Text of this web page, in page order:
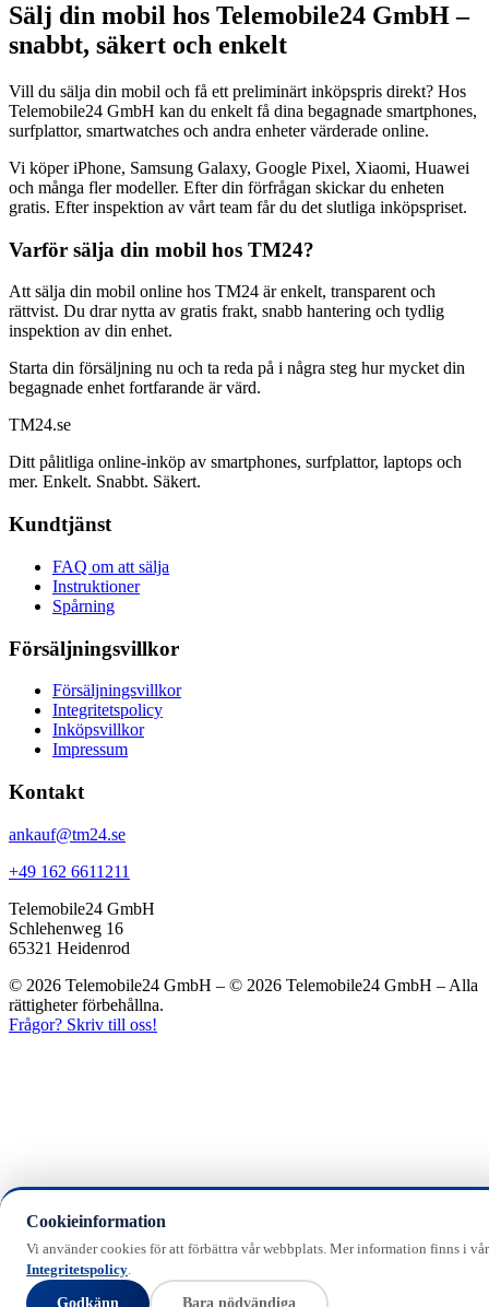
Sälj din mobil hos Telemobile24 GmbH –
snabbt, säkert och enkelt
Vill du sälja din mobil och få ett preliminärt inköpspris direkt? Hos
Telemobile24 GmbH kan du enkelt få dina begagnade smartphones,
surfplattor, smartwatches och andra enheter värderade online.
Vi köper iPhone, Samsung Galaxy, Google Pixel, Xiaomi, Huawei
och många fler modeller. Efter din förfrågan skickar du enheten
gratis. Efter inspektion av vårt team får du det slutliga inköpspriset.
Varför sälja din mobil hos TM24?
Att sälja din mobil online hos TM24 är enkelt, transparent och
rättvist. Du drar nytta av gratis frakt, snabb hantering och tydlig
inspektion av din enhet.
Starta din försäljning nu och ta reda på i några steg hur mycket din
begagnade enhet fortfarande är värd.
TM24.se
Ditt pålitliga online-inköp av smartphones, surfplattor, laptops och
mer. Enkelt. Snabbt. Säkert.
Kundtjänst
FAQ om att sälja
Instruktioner
Spårning
Försäljningsvillkor
Försäljningsvillkor
Integritetspolicy
Inköpsvillkor
Impressum
Kontakt
ankauf@tm24.se
+49 162 6611211
Telemobile24 GmbH
Schlehenweg 16
65321 Heidenrod
© 2026 Telemobile24 GmbH – © 2026 Telemobile24 GmbH – Alla
rättigheter förbehållna.
Frågor? Skriv till oss!
Cookieinformation
Vi använder cookies för att förbättra vår webbplats. Mer information finns i vår
Integritetspolicy.
Godkänn Bara nödvändiga